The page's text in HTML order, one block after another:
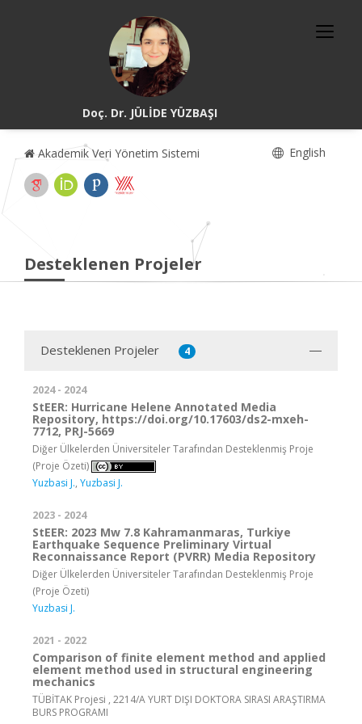
Doç. Dr. JÜLİDE YÜZBAŞI
Akademik Veri Yönetim Sistemi English
Desteklenen Projeler
Desteklenen Projeler 4
2024 - 2024
StEER: Hurricane Helene Annotated Media
Repository, https://doi.org/10.17603/ds2-mxeh-
7712, PRJ-5669
Diğer Ülkelerden Üniversiteler Tarafından Desteklenmiş Proje
(Proje Özeti)
Yuzbasi J., Yuzbasi J.
2023 - 2024
StEER: 2023 Mw 7.8 Kahramanmaras, Turkiye
Earthquake Sequence Preliminary Virtual
Reconnaissance Report (PVRR) Media Repository
Diğer Ülkelerden Üniversiteler Tarafından Desteklenmiş Proje
(Proje Özeti)
Yuzbasi J.
2021 - 2022
Comparison of finite element method and applied
element method used in structural engineering
mechanics
TÜBİTAK Projesi , 2214/A YURT DIŞI DOKTORA SIRASI ARAŞTIRMA
BURS PROGRAMI